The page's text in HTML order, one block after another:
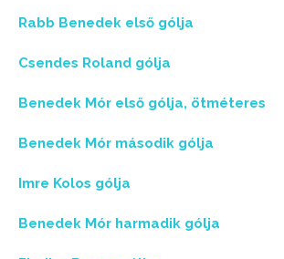
Rabb Benedek első gólja
Csendes Roland gólja
Benedek Mór első gólja, ötméteres
Benedek Mór második gólja
Imre Kolos gólja
Benedek Mór harmadik gólja